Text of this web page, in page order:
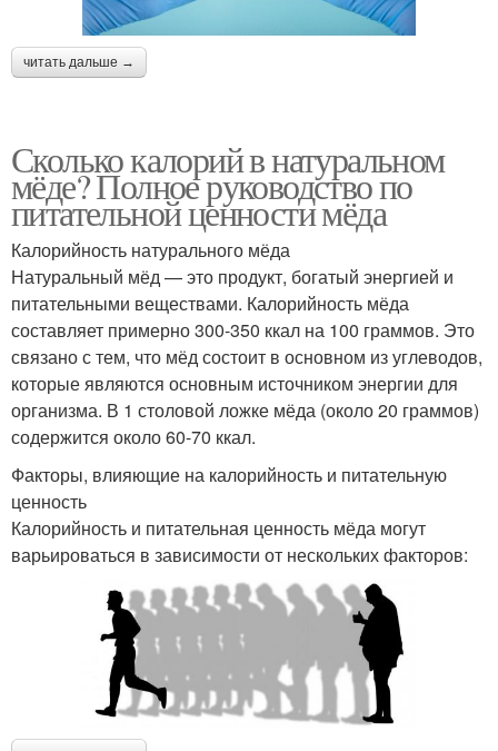
читать дальше →
Сколько калорий в натуральном
мёде? Полное руководство по
питательной ценности мёда
Калорийность натурального мёда
Натуральный мёд — это продукт, богатый энергией и
питательными веществами. Калорийность мёда
составляет примерно 300-350 ккал на 100 граммов. Это
связано с тем, что мёд состоит в основном из углеводов,
которые являются основным источником энергии для
организма. В 1 столовой ложке мёда (около 20 граммов)
содержится около 60-70 ккал.
Факторы, влияющие на калорийность и питательную
ценность
Калорийность и питательная ценность мёда могут
варьироваться в зависимости от нескольких факторов: